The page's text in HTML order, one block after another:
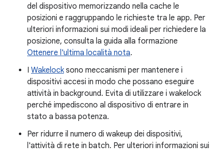
del dispositivo memorizzando nella cache le
posizioni e raggruppando le richieste tra le app. Per
ulteriori informazioni sui modi ideali per richiedere la
posizione, consulta la guida alla formazione
Ottenere l'ultima località nota.
I Wakelocksono meccanismi per mantenere i
dispositivi accesi in modo che possano eseguire
attività in background. Evita di utilizzare i wakelock
perché impediscono al dispositivo di entrare in
stato a bassa potenza.
Per ridurre il numero di wakeup dei dispositivi,
l'attività di rete in batch. Per ulteriori informazioni sui